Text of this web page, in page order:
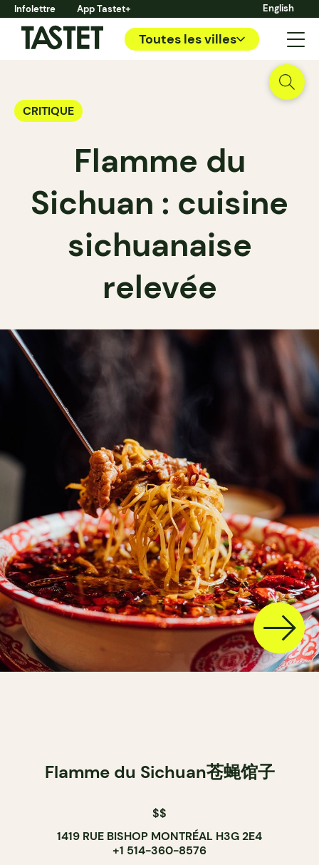
Infolettre App Tastet+ English
Toutes les villes
CRITIQUE
Flamme du
Sichuan : cuisine
sichuanaise
relevée
Flamme du Sichuan苍蝇馆子
$$
1419 RUE BISHOP MONTRÉAL H3G 2E4
+1 514-360-8576